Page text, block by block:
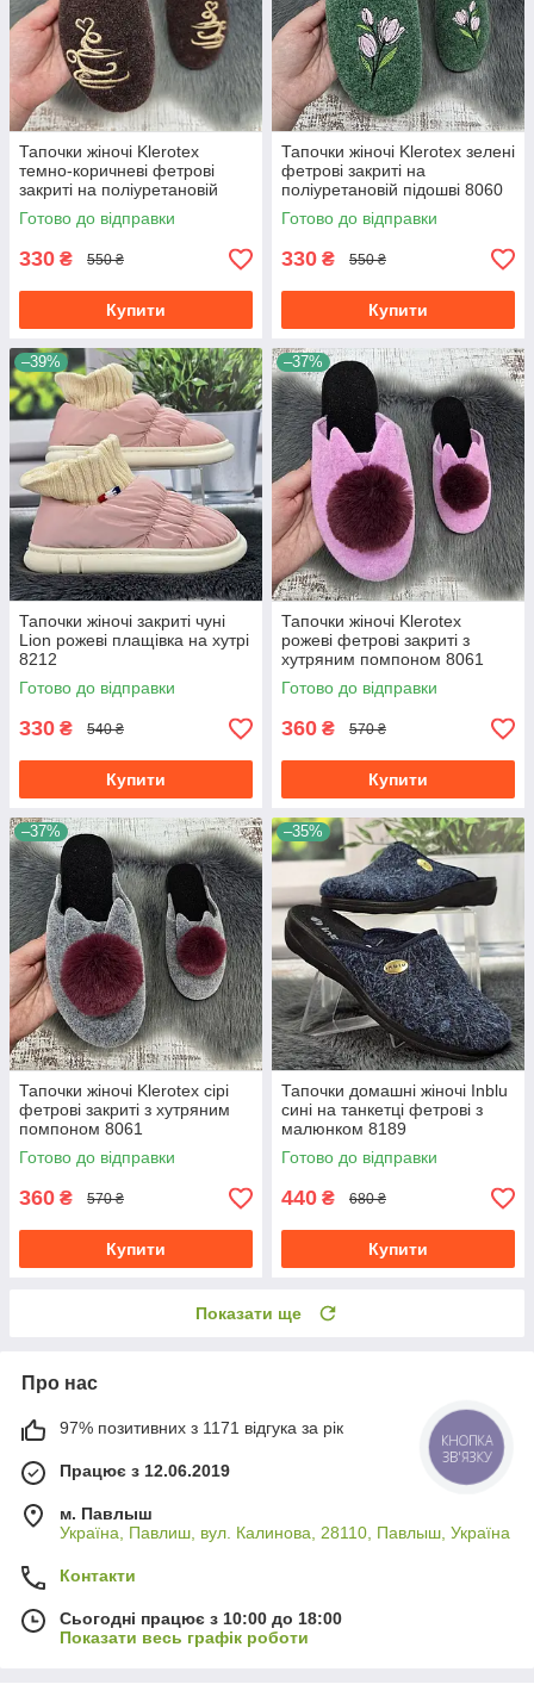
Тапочки жіночі Klerotex
темно-коричневі фетрові
закриті на поліуретановій
підошві 8056
Готово до відправки
330 ₴ 550 ₴
Купити
Тапочки жіночі Klerotex зелені
фетрові закриті на
поліуретановій підошві 8060
Готово до відправки
330 ₴ 550 ₴
Купити
–39%
Тапочки жіночі закриті чуні
Lion рожеві плащівка на хутрі
8212
Готово до відправки
330 ₴ 540 ₴
Купити
–37%
Тапочки жіночі Klerotex
рожеві фетрові закриті з
хутряним помпоном 8061
Готово до відправки
360 ₴ 570 ₴
Купити
–37%
Тапочки жіночі Klerotex сірі
фетрові закриті з хутряним
помпоном 8061
Готово до відправки
360 ₴ 570 ₴
Купити
–35%
Тапочки домашні жіночі Inblu
сині на танкетці фетрові з
малюнком 8189
Готово до відправки
440 ₴ 680 ₴
Купити
Показати ще
Про нас
97% позитивних з 1171 відгука за рік
Працює з 12.06.2019
м. Павлыш
Україна, Павлиш, вул. Калинова, 28110, Павлыш, Україна
Контакти
Сьогодні працює з 10:00 до 18:00
Показати весь графік роботи